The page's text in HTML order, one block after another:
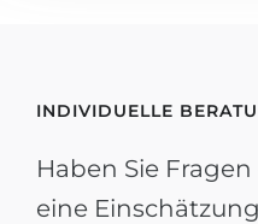
INDIVIDUELLE
Haben Sie
eine